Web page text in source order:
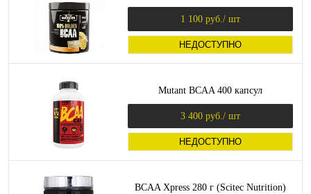
1 100 руб. / шт
НЕДОСТУПНО
Mutant BCAA 400 капсул
3 400 руб. / шт
НЕДОСТУПНО
BCAA Xpress 280 г (Scitec Nutrition)